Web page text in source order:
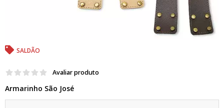
SALDÃO
Avaliar produto
Armarinho São José